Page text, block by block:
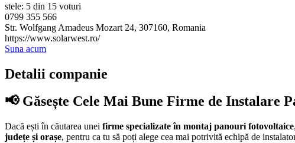
stele: 5 din 15 voturi
0799 355 566
Str. Wolfgang Amadeus Mozart 24, 307160, Romania
https://www.solarwest.ro/
Suna acum
Detalii companie
📢 Găsește Cele Mai Bune Firme de Instalare
Dacă ești în căutarea unei firme specializate în montaj panouri fotovoltaice
județe și orașe, pentru ca tu să poți alege cea mai potrivită echipă de